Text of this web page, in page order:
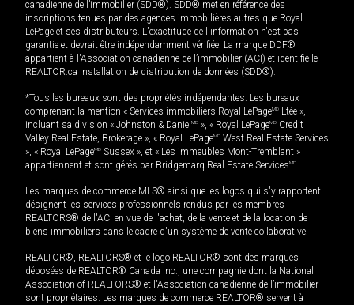
canadienne de l’immobilier (SDD®). SDD® met en référence des
inscriptions tenues par des agences immobilières autres que Royal
LePage et ses distributeurs. L'exactitude de l'information n'est pas
garantie et devrait être indépendamment vérifiée. La marque DDF®
appartient à l'Association canadienne de l’immobilier (ACI) et identifie le
REALTOR.ca Installation de distribution de données (SDD®).
*Tous les bureaux sont des propriétés indépendantes. Les bureaux
comprenant la mention « Services immobiliers Royal LePageMD Ltée »,
incluant sa division « Johnston & Daniel MD », « Royal LePageMD Credit
Valley Real Estate, Brokerage », « Royal LePageMD West Real Estate Services
», « Royal LePageMD Sussex », et « Les immeubles Mont-Tremblant »
appartiennent et sont gérés par Bridgemarq Real Estate ServicesMD.
Les marques de commerce MLS® ainsi que les logos qui s'y rapportent
désignent les services professionnels rendus par les membres
REALTORS® de l'ACI en vue de l'achat, de la vente et de la location de
biens immobiliers dans le cadre d'un système de vente collaborative.
REALTOR®, REALTORS® et le logo REALTOR® sont des marques
déposées de REALTOR® Canada Inc., une compagnie dont la National
Association of REALTORS® et l'Association canadienne de l’immobilier
sont propriétaires. Les marques de commerce REALTOR® servent à